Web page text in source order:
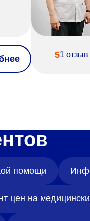
51 отзыв
помощи
цен на